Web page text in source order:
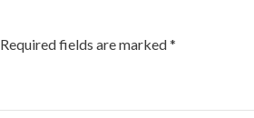
Required fields are marked*